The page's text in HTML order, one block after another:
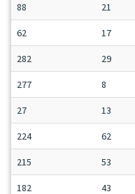
88 21
62 17
282 29
277 8
27 13
224 62
215 53
182 43